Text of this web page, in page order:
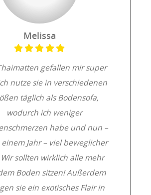
gefallen mir super
nutze sie in verschiedenen
täglich als Bodensofa,
wodurch ich weniger
habe und nun –
Jahr – viel beweglicher
sollten wirklich alle mehr
Boden sitzen! Außerdem
sie ein exotisches Flair in
Melissa